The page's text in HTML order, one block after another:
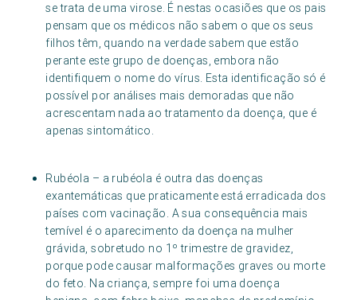
se trata de uma virose. É nestas ocasiões que os pais
pensam que os médicos não sabem o que os seus
filhos têm, quando na verdade sabem que estão
perante este grupo de doenças, embora não
identifiquem o nome do vírus. Esta identificação só é
possível por análises mais demoradas que não
acrescentam nada ao tratamento da doença, que é
apenas sintomático.
Rubéola – a rubéola é outra das doenças
exantemáticas que praticamente está erradicada dos
países com vacinação. A sua consequência mais
temível é o aparecimento da doença na mulher
grávida, sobretudo no 1º trimestre de gravidez,
porque pode causar malformações graves ou morte
do feto. Na criança, sempre foi uma doença